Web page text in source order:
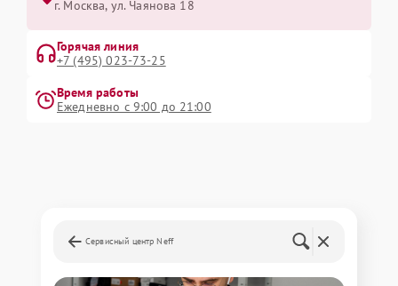
г. Москва, ул. Чаянова 18
Горячая линия
+7 (495) 023-73-25
Время работы
Ежедневно с 9:00 до 21:00
Сервисный центр Neff